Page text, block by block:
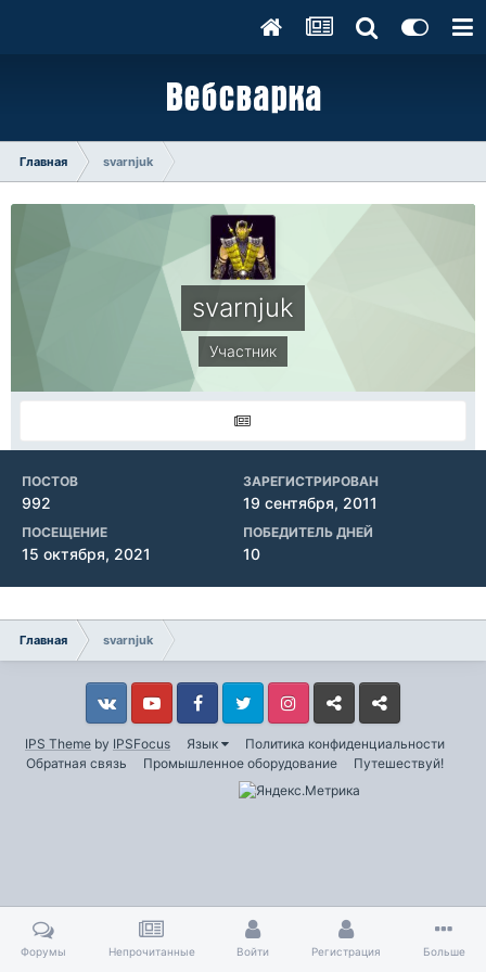
Главная svarnjuk
svarnjuk
Участник
ПОСТОВ
992
ЗАРЕГИСТРИРОВАН
19 сентября, 2011
ПОСЕЩЕНИЕ
15 октября, 2021
ПОБЕДИТЕЛЬ ДНЕЙ
10
Главная svarnjuk
IPS Theme by IPSFocus Язык
Политика конфиденциальности
Обратная связь
Промышленное оборудование Путешествуй!
VkontakteYouTube FacebookTwitter InstagramLivejournalOdnoklassniki
Форумы Непрочитанные Войти Регистрация Больше